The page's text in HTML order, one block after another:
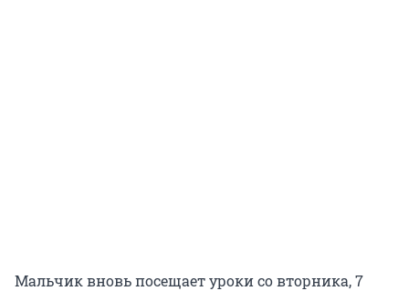
Мальчик вновь посещает уроки со вторника, 7